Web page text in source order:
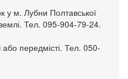
м. Лубни Полтавської
землі. Тел. 095-904-79-24.
передмісті. Тел. 050-